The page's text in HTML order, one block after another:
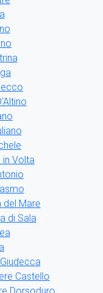
in Volta
del Mare
di Sala
Castello